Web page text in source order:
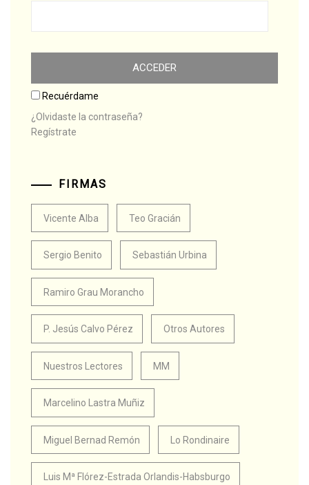
Recuérdame
¿Olvidaste la contraseña?
Regístrate
FIRMAS
Vicente Alba Teo Gracián
Sergio Benito Sebastián Urbina
Ramiro Grau Morancho
P. Jesús Calvo Pérez Otros Autores
Nuestros Lectores MM
Marcelino Lastra Muñiz
Miguel Bernad Remón Lo Rondinaire
Luis Mª Flórez-Estrada Orlandis-Habsburgo